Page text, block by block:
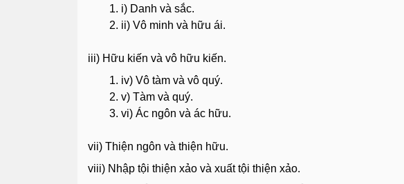
i) Danh và sắc.
ii) Vô minh và hữu ái.
iii) Hữu kiến và vô hữu kiến.
iv) Vô tàm và vô quý.
v) Tàm và quý.
vi) Ác ngôn và ác hữu.
vii) Thiện ngôn và thiện hữu.
viii) Nhập tội thiện xảo và xuất tội thiện xảo.